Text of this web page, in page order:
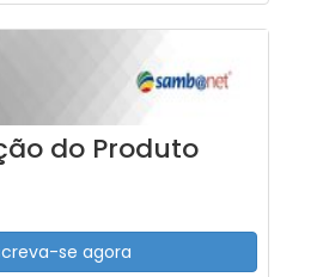
do Produto
se agora